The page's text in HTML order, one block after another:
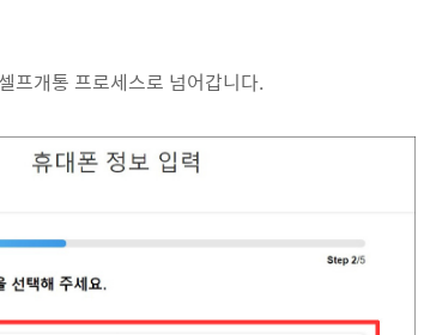
프개통 프로세스로 넘어갑니다.